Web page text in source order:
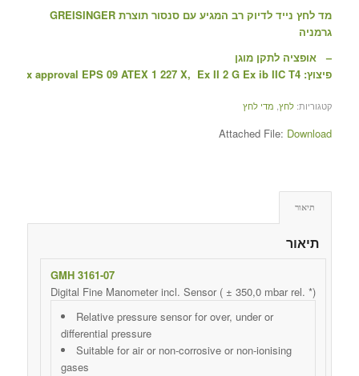
מד לחץ נייד לדיוק רב המגיע עם סנסור תוצרת GREISINGER
גרמניה
– אופציה לתקן מוגן
פיצוץ: Ex approval EPS 09 ATEX 1 227 X, Ex II 2 G Ex ib IIC T4
קטגוריות: לחץ, מדי לחץ
Attached File: Download
תיאור
תיאור
GMH 3161-07
Digital Fine Manometer incl. Sensor ( ± 350,0 mbar rel. *)
Relative pressure sensor for over, under or
differential pressure
Suitable for air or non-corrosive or non-ionising
gases